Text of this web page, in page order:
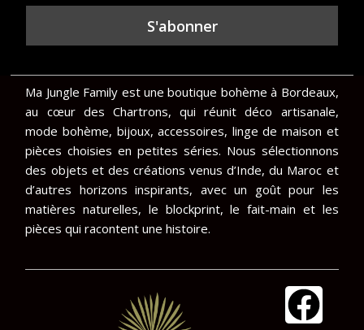
Ma Jungle Family est une boutique bohème à Bordeaux,
au cœur des Chartrons, qui réunit déco artisanale,
mode bohème, bijoux, accessoires, linge de maison et
pièces choisies en petites séries. Nous sélectionnons
des objets et des créations venus d’Inde, du Maroc et
d’autres horizons inspirants, avec un goût pour les
matières naturelles, le blockprint, le fait-main et les
pièces qui racontent une histoire.
F
I